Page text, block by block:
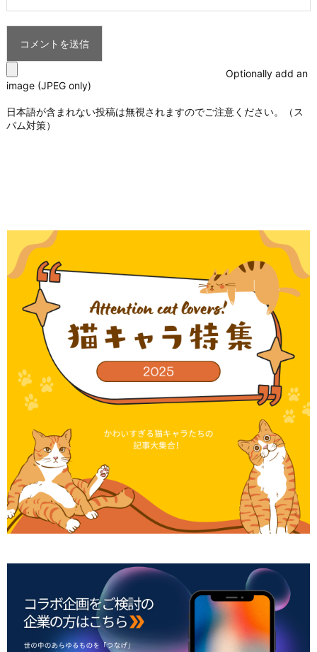
Optionally add an
image (JPEG only)
日本語が含まれない投稿は無視されますのでご注意ください。（ス
パム対策）